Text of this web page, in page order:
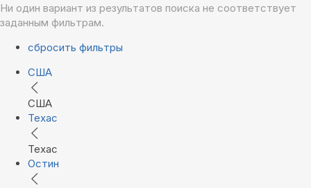
Ни один вариант из результатов поиска не соответствует
заданным фильтрам.
сбросить фильтры
США
США
Техас
Техас
Остин